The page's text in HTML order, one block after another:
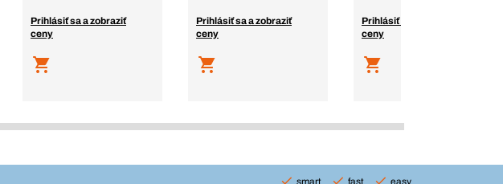
Prihlásiť sa a zobraziť
ceny
Prihlásiť sa a zobraziť
ceny
Prihlásiť sa a zobraziť
ceny
smart fast easy